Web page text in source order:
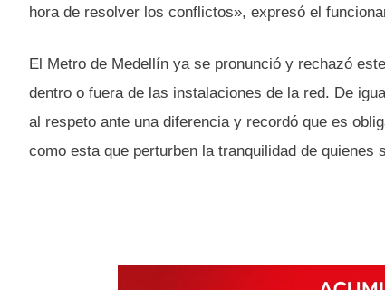
hora de resolver los conflictos», expresó el
El Metro de Medellín ya se pronunció y rechazó
dentro o fuera de las instalaciones de la red. De
al respeto ante una diferencia y recordó que es
como esta que perturben la tranquilidad de